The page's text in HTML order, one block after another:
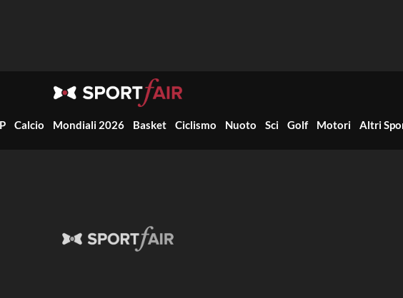
Calcio Mondiali 2026 Basket Ciclismo Nuoto Sci Golf Motori Altri